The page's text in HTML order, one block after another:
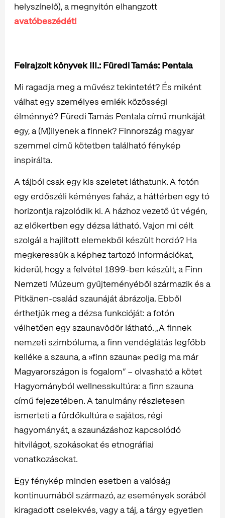
helyszínelő), a megnyitón elhangzott
avatóbeszédét!
Felrajzolt könyvek III.: Füredi Tamás: Pentala
Mi ragadja meg a művész tekintetét? És miként
válhat egy személyes emlék közösségi
élménnyé? Füredi Tamás Pentala című munkáját
egy, a (M)ilyenek a finnek? Finnország magyar
szemmel című kötetben található fénykép
inspirálta.
A tájból csak egy kis szeletet láthatunk. A fotón
egy erdőszéli kéményes faház, a háttérben egy tó
horizontja rajzolódik ki. A házhoz vezető út végén,
az előkertben egy dézsa látható. Vajon mi célt
szolgál a hajlított elemekből készült hordó? Ha
megkeressük a képhez tartozó információkat,
kiderül, hogy a felvétel 1899-ben készült, a Finn
Nemzeti Múzeum gyűjteményéből származik és a
Pitkänen-család szaunáját ábrázolja. Ebből
érthetjük meg a dézsa funkcióját: a fotón
vélhetően egy szaunavödör látható. „A finnek
nemzeti szimbóluma, a finn vendéglátás legfőbb
kelléke a szauna, a »finn szauna« pedig ma már
Magyarországon is fogalom” – olvasható a kötet
Hagyományból wellnesskultúra: a finn szauna
című fejezetében. A tanulmány részletesen
ismerteti a fürdőkultúra e sajátos, régi
hagyományát, a szaunázáshoz kapcsolódó
hitvilágot, szokásokat és etnográfiai
vonatkozásokat.
Egy fénykép minden esetben a valóság
kontinuumából származó, az események sorából
kiragadott cselekvés, vagy a táj, a tárgy egyetlen